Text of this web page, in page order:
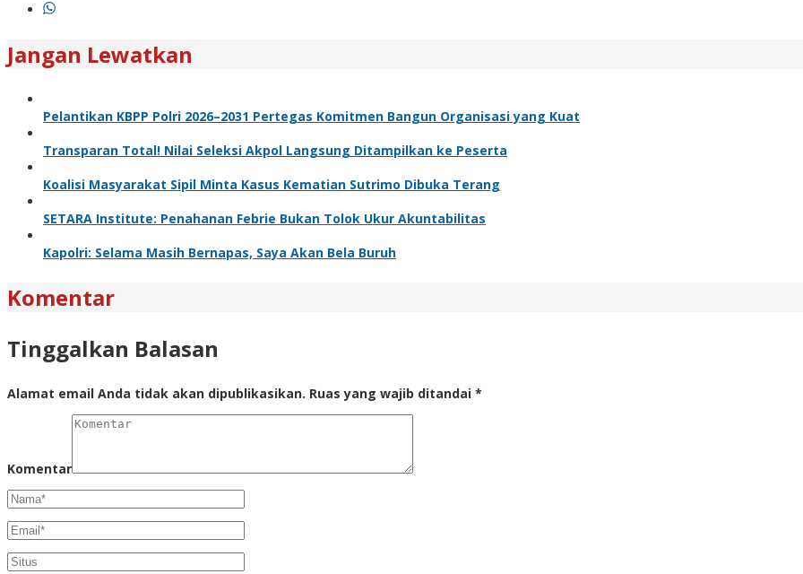
Jangan Lewatkan
Pelantikan KBPP Polri 2026–2031 Pertegas Komitmen Bangun Organisasi yang Kuat
Transparan Total! Nilai Seleksi Akpol Langsung Ditampilkan ke Peserta
Koalisi Masyarakat Sipil Minta Kasus Kematian Sutrimo Dibuka Terang
SETARA Institute: Penahanan Febrie Bukan Tolok Ukur Akuntabilitas
Kapolri: Selama Masih Bernapas, Saya Akan Bela Buruh
Komentar
Tinggalkan Balasan
Alamat email Anda tidak akan dipublikasikan. Ruas yang wajib ditandai *
Komentar